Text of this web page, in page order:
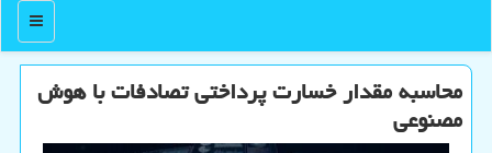
منو
محاسبه مقدار خسارت پرداختی تصادفات با هوش
مصنوعی